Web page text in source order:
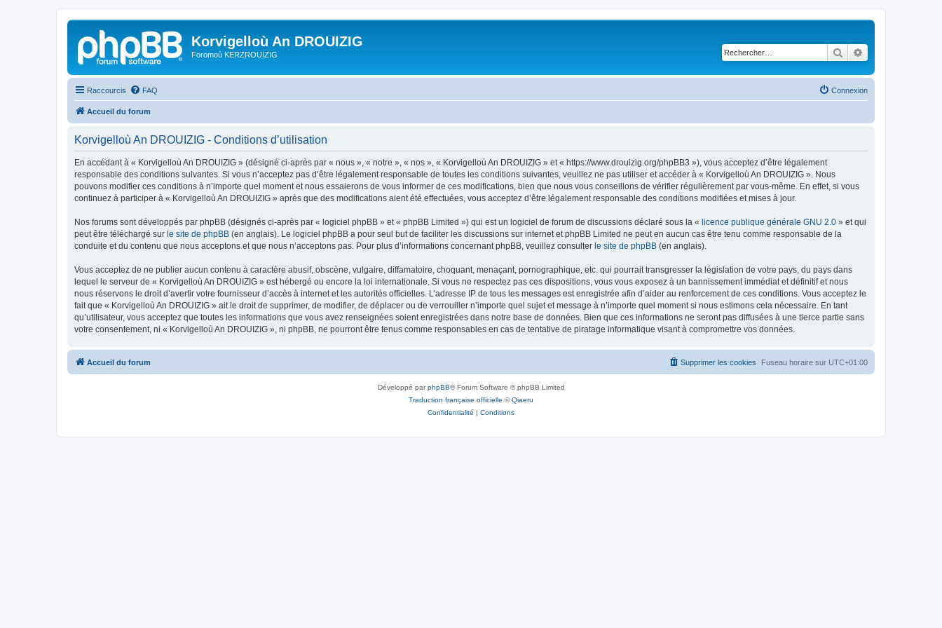
Korvigelloù An DROUIZIG
Foromoù KERZROUIZIG Rechercher
Raccourcis FAQ Connexion
Accueil du forum
Korvigelloù An DROUIZIG - Conditions d’utilisation
En accédant à « Korvigelloù An DROUIZIG » (désigné ci-après par « nous », « notre », « nos », « Korvigelloù An DROUIZIG » et « https://www.drouizig.org/phpBB3 »), vous acceptez d’être légalement
responsable des conditions suivantes. Si vous n’acceptez pas d’être légalement responsable de toutes les conditions suivantes, veuillez ne pas utiliser et accéder à « Korvigelloù An DROUIZIG ». Nous
pouvons modifier ces conditions à n’importe quel moment et nous essaierons de vous informer de ces modifications, bien que nous vous conseillons de vérifier régulièrement par vous-même. En effet, si vous
continuez à participer à « Korvigelloù An DROUIZIG » après que des modifications aient été effectuées, vous acceptez d’être légalement responsable des conditions modifiées et mises à jour.
Nos forums sont développés par phpBB (désignés ci-après par « logiciel phpBB » et « phpBB Limited ») qui est un logiciel de forum de discussions déclaré sous la « licence publique générale GNU 2.0 » et qui
peut être téléchargé sur le site de phpBB (en anglais). Le logiciel phpBB a pour seul but de faciliter les discussions sur internet et phpBB Limited ne peut en aucun cas être tenu comme responsable de la
conduite et du contenu que nous acceptons et que nous n’acceptons pas. Pour plus d’informations concernant phpBB, veuillez consulter le site de phpBB (en anglais).
Vous acceptez de ne publier aucun contenu à caractère abusif, obscène, vulgaire, diffamatoire, choquant, menaçant, pornographique, etc. qui pourrait transgresser la législation de votre pays, du pays dans
lequel le serveur de « Korvigelloù An DROUIZIG » est hébergé ou encore la loi internationale. Si vous ne respectez pas ces dispositions, vous vous exposez à un bannissement immédiat et définitif et nous
nous réservons le droit d’avertir votre fournisseur d’accès à internet et les autorités officielles. L’adresse IP de tous les messages est enregistrée afin d’aider au renforcement de ces conditions. Vous acceptez le
fait que « Korvigelloù An DROUIZIG » ait le droit de supprimer, de modifier, de déplacer ou de verrouiller n’importe quel sujet et message à n’importe quel moment si nous estimons cela nécessaire. En tant
qu’utilisateur, vous acceptez que toutes les informations que vous avez renseignées soient enregistrées dans notre base de données. Bien que ces informations ne seront pas diffusées à une tierce partie sans
votre consentement, ni « Korvigelloù An DROUIZIG », ni phpBB, ne pourront être tenus comme responsables en cas de tentative de piratage informatique visant à compromettre vos données.
Accueil du forum Fuseau horaire sur UTC+01:00
Supprimer les cookies
Développé parphpBB® Forum Software © phpBB Limited
Traduction française officielle ©Qiaeru
Confidentialité | Conditions